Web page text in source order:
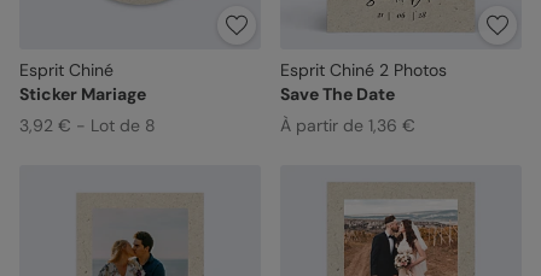
Esprit Chiné
Sticker Mariage
3,92 € - Lot de 8
Esprit Chiné 2 Photos
Save The Date
À partir de 1,36 €